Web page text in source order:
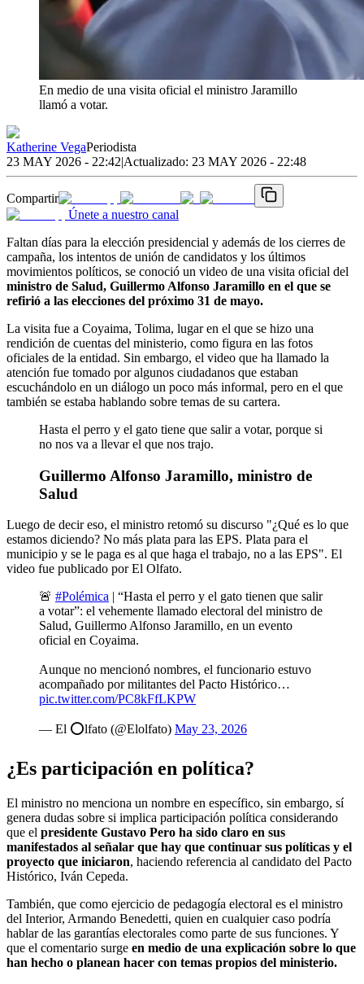
En medio de una visita oficial el ministro Jaramillo
llamó a votar.
Katherine VegaPeriodista
23 MAY 2026 - 22:42|Actualizado: 23 MAY 2026 - 22:48
Compartir
Únete a nuestro canal
Faltan días para la elección presidencial y además de los cierres de
campaña, los intentos de unión de candidatos y los últimos
movimientos políticos, se conoció un video de una visita oficial del
ministro de Salud, Guillermo Alfonso Jaramillo en el que se
refirió a las elecciones del próximo 31 de mayo.
La visita fue a Coyaima, Tolima, lugar en el que se hizo una
rendición de cuentas del ministerio, como figura en las fotos
oficiales de la entidad. Sin embargo, el video que ha llamado la
atención fue tomado por algunos ciudadanos que estaban
escuchándolo en un diálogo un poco más informal, pero en el que
también se estaba hablando sobre temas de su cartera.
Hasta el perro y el gato tiene que salir a votar, porque si
no nos va a llevar el que nos trajo.
Guillermo Alfonso Jaramillo, ministro de
Salud
Luego de decir eso, el ministro retomó su discurso "¿Qué es lo que
estamos diciendo? No más plata para las EPS. Plata para el
municipio y se le paga es al que haga el trabajo, no a las EPS". El
video fue publicado por El Olfato.
🚨 #Polémica | “Hasta el perro y el gato tienen que salir
a votar”: el vehemente llamado electoral del ministro de
Salud, Guillermo Alfonso Jaramillo, en un evento
oficial en Coyaima.
Aunque no mencionó nombres, el funcionario estuvo
acompañado por militantes del Pacto Histórico…
pic.twitter.com/PC8kFfLKPW
— El ⭕lfato (@Elolfato) May 23, 2026
¿Es participación en política?
El ministro no menciona un nombre en específico, sin embargo, sí
genera dudas sobre si implica participación política considerando
que el presidente Gustavo Pero ha sido claro en sus
manifestados al señalar que hay que continuar sus políticas y el
proyecto que iniciaron, haciendo referencia al candidato del Pacto
Histórico, Iván Cepeda.
También, que como ejercicio de pedagogía electoral es el ministro
del Interior, Armando Benedetti, quien en cualquier caso podría
hablar de las garantías electorales como parte de sus funciones. Y
que el comentario surge en medio de una explicación sobre lo que
han hecho o planean hacer con temas propios del ministerio.